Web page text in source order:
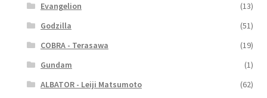
Evangelion
(13)
Godzilla
(51)
COBRA - Terasawa
(19)
Gundam
(1)
ALBATOR - Leiji Matsumoto
(62)